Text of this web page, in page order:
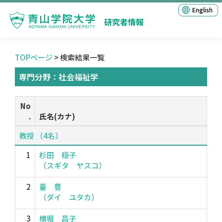
研究者情報
English
TOPページ > 検索結果一覧
専門分野：社会福祉学
No
.
氏名(カナ)
教授 （4名）
1
杉田 穏子
（スギタ ヤスコ）
2
臺 豊
（ダイ ユタカ）
3 横堀 昌子